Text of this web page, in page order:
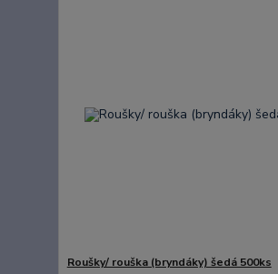
Roušky/ rouška (bryndáky) šedá 500ks